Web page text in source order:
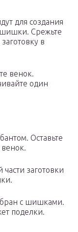
для создания
шишки. Срежьте
в
венок.
один
Оставьте
венок.
заготовки
с шишками.
поделки.